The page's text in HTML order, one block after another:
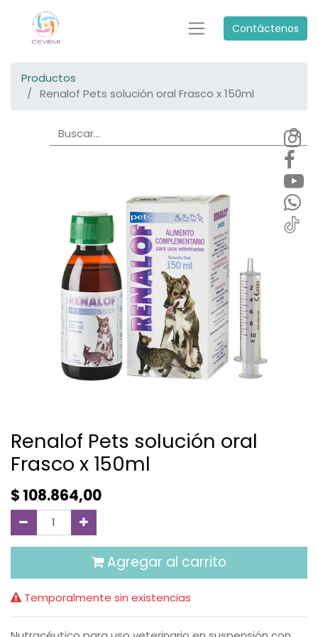
Contáctenos
Productos
Renalof Pets solución oral Frasco x 150ml
Renalof Pets solución oral
Frasco x 150ml
$ 108.864,00
Agregar al carrito
Temporalmente sin existencias